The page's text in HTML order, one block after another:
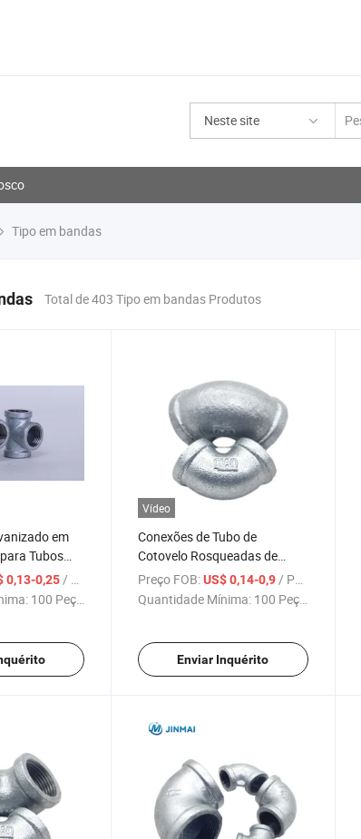
Neste site
Tipo em bandas
Total de 403 Tipo em bandas Produtos
em
Tubos
Usado
0,13-0,25/ Peça
100 Peças
Vídeo
Conexões de Tubo de
Cotovelo Rosqueadas de
Ferro Maleável 3/4'' BS
Beadado 90 Cotovelo de Grau
Preço FOB: US$ 0,14-0,9/ Peça
Quantidade Mínima: 100 Peças
Enviar Inquérito